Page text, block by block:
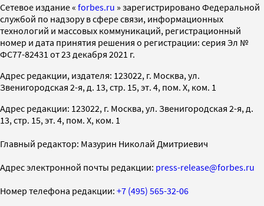
Cетевое издание « forbes.ru » зарегистрировано Федеральной
службой по надзору в сфере связи, информационных
технологий и массовых коммуникаций, регистрационный
номер и дата принятия решения о регистрации: серия Эл №
ФС77-82431 от 23 декабря 2021 г.
Адрес редакции, издателя: 123022, г. Москва, ул.
Звенигородская 2-я, д. 13, стр. 15, эт. 4, пом. X, ком. 1
Адрес редакции: 123022, г. Москва, ул. Звенигородская 2-я, д.
13, стр. 15, эт. 4, пом. X, ком. 1
Главный редактор: Мазурин Николай Дмитриевич
Адрес электронной почты редакции: press-release@forbes.ru
Номер телефона редакции: +7 (495) 565-32-06